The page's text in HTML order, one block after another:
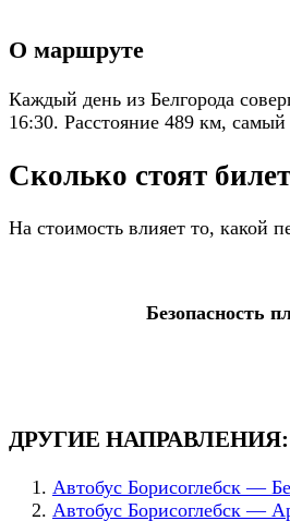
О маршруте
Каждый день из Белгорода
16:30. Расстояние 489 км,
Сколько стоят
На стоимость влияет то, какой
Безопасность
ДРУГИЕ НАПРАВЛЕНИЯ:
Автобус Борисоглебск —
Автобус Борисоглебск —